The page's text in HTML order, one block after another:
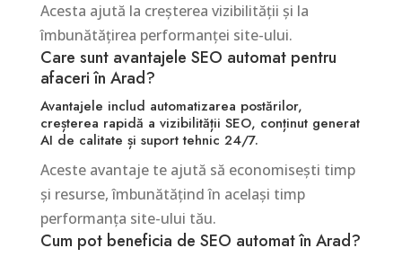
Acesta ajută la creșterea vizibilității și la
îmbunătățirea performanței site-ului.
Care sunt avantajele SEO automat pentru
afaceri în Arad?
Avantajele includ automatizarea postărilor,
creșterea rapidă a vizibilității SEO, conținut generat
AI de calitate și suport tehnic 24/7.
Aceste avantaje te ajută să economisești timp
și resurse, îmbunătățind în același timp
performanța site-ului tău.
Cum pot beneficia de SEO automat în Arad?